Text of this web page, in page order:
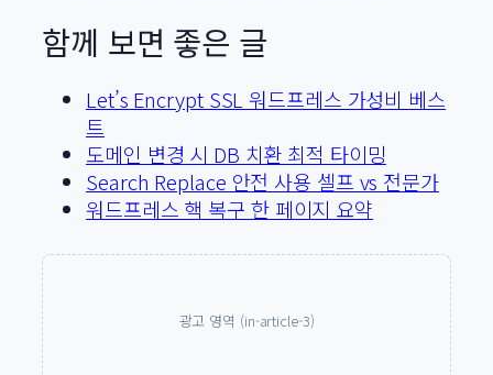
함께 보면 좋은 글
Let’s Encrypt SSL 워드프레스 가성비 베스
트
도메인 변경 시 DB 치환 최적 타이밍
Search Replace 안전 사용 셀프 vs 전문가
워드프레스 핵 복구 한 페이지 요약
광고 영역 (in-article-3)